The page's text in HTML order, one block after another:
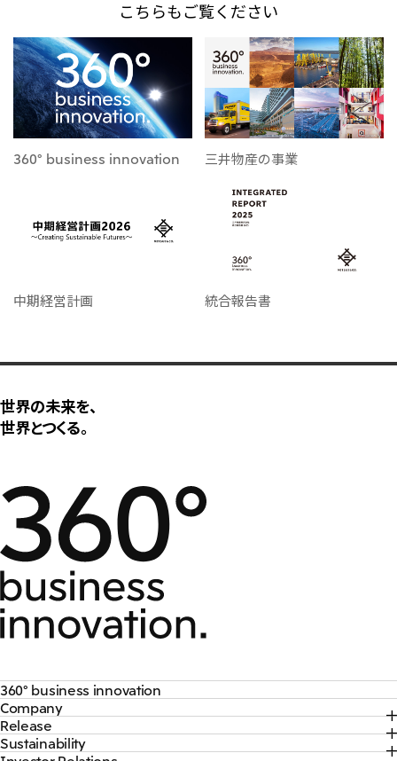
こちらもご覧ください
360° business innovation 三井物産の事業
中期経営計画 統合報告書
世界の未来を、
世界とつくる。
360° business innovation
トップ
三井物産ブランド・プロジェクト
ソーシャルメディア公式アカウント一覧​
Company
トップ
社長メッセージ
Release
トップ
Sustainability